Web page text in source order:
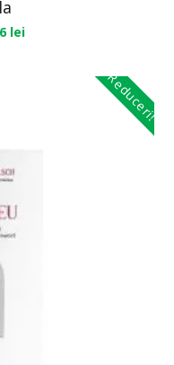
lei
Reduceri!